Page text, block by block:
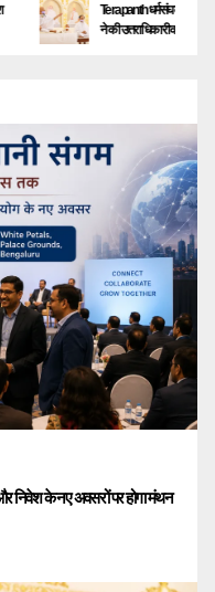
Terapanth धर्मसंघ को मिला नया
ने की उत्तराधिकारी की घोषणा
निवेश के नए अवसरों पर होगा मंथन